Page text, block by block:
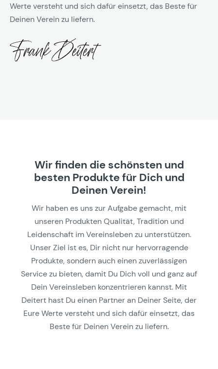
Werte versteht und sich dafür einsetzt, das Beste für
Deinen Verein zu liefern.
Wir finden die schönsten und
besten Produkte für Dich und
Deinen Verein!
Wir haben es uns zur Aufgabe gemacht, mit
unseren Produkten Qualität, Tradition und
Leidenschaft im Vereinsleben zu unterstützen.
Unser Ziel ist es, Dir nicht nur hervorragende
Produkte, sondern auch einen zuverlässigen
Service zu bieten, damit Du Dich voll und ganz auf
Dein Vereinsleben konzentrieren kannst. Mit
Deitert hast Du einen Partner an Deiner Seite, der
Eure Werte versteht und sich dafür einsetzt, das
Beste für Deinen Verein zu liefern.